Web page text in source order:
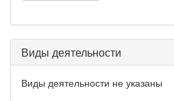
Виды деятельности
Виды деятельности не указаны